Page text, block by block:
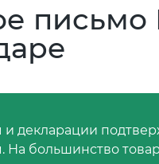
и декларации
На большинство